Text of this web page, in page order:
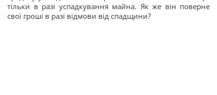
тільки в разі успадкування майна. Як же він поверне
свої гроші в разі відмови від спадщини?